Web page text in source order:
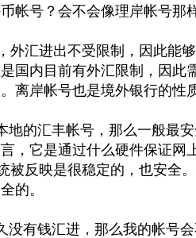
帐号？会不会像理岸帐号那
外汇进出不受限制，因此能
国内目前有外汇限制，因此
离岸帐号也是境外银行的性
地的汇丰帐号，那么一般最
，它是通过什么硬件保证网
被反映是很稳定的，也安全
的。
没有钱汇进，那么我的帐号